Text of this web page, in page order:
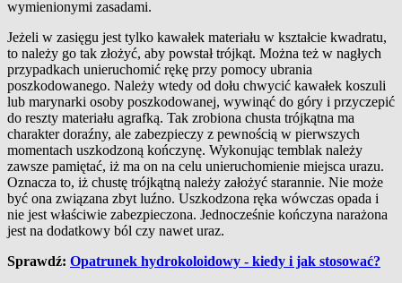
wymienionymi zasadami.
Jeżeli w zasięgu jest tylko kawałek materiału w kształcie kwadratu,
to należy go tak złożyć, aby powstał trójkąt. Można też w nagłych
przypadkach unieruchomić rękę przy pomocy ubrania
poszkodowanego. Należy wtedy od dołu chwycić kawałek koszuli
lub marynarki osoby poszkodowanej, wywinąć do góry i przyczepić
do reszty materiału agrafką. Tak zrobiona chusta trójkątna ma
charakter doraźny, ale zabezpieczy z pewnością w pierwszych
momentach uszkodzoną kończynę. Wykonując temblak należy
zawsze pamiętać, iż ma on na celu unieruchomienie miejsca urazu.
Oznacza to, iż chustę trójkątną należy założyć starannie. Nie może
być ona związana zbyt luźno. Uszkodzona ręka wówczas opada i
nie jest właściwie zabezpieczona. Jednocześnie kończyna narażona
jest na dodatkowy ból czy nawet uraz.
Sprawdź: Opatrunek hydrokoloidowy - kiedy i jak stosować?